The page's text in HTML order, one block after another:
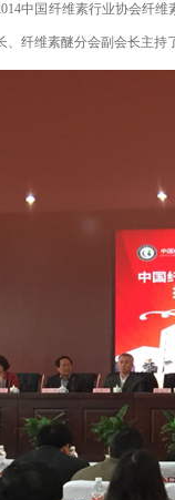
中国纤维素行业协会纤
、纤维素醚分会副会长主持